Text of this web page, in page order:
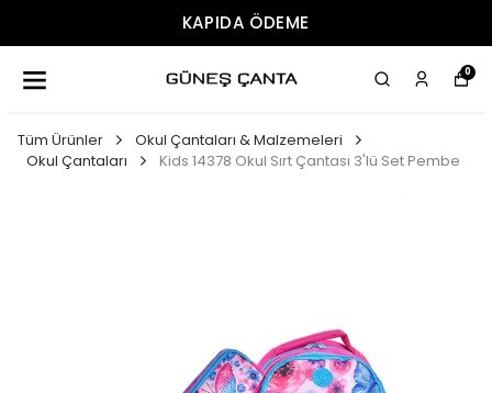
ÜCRETSIZ KARGO
0
Tüm Ürünler
Okul Çantaları & Malzemeleri
Okul Çantaları
Kids 14378 Okul Sırt Çantası 3'lü Set Pembe